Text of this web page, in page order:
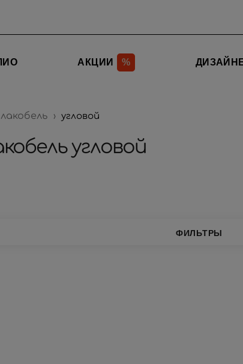
АКЦИИ %
угловой
угловой
ФИЛЬТРЫ